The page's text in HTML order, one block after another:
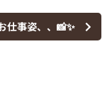
仕事姿、、📸✨